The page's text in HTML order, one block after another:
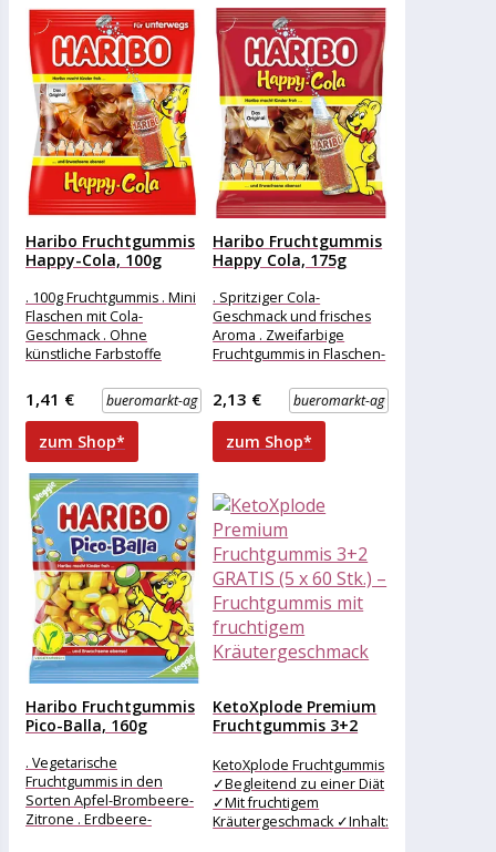
Haribo Fruchtgummis
Happy-Cola, 100g
. 100g Fruchtgummis . Mini
Flaschen mit Cola-
Geschmack . Ohne
künstliche Farbstoffe
Kleinpackung Geschmack:
Cola Zutaten:
Glukosesirup Zucker
bueromarkt-ag
1,41 €
zum Shop*
Haribo Fruchtgummis
Happy Cola, 175g
. Spritziger Cola-
Geschmack und frisches
Aroma . Zweifarbige
Fruchtgummis in Flaschen-
Farbstoffe Merkmale:
Verpackung: Kleinpackung
Geschmack: Cola
bueromarkt-ag
2,13 €
zum Shop*
Haribo Fruchtgummis
Pico-Balla, 160g
. Vegetarische
Fruchtgummis in den
Sorten Apfel-Brombeere-
Zitrone . Erdbeere-
KetoXplode Premium
Fruchtgummis 3+2
KetoXplode Fruchtgummis
✓Begleitend zu einer Diät
✓Mit fruchtigem
Kräutergeschmack ✓Inhalt: